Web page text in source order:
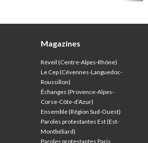
Magazines
Réveil (Centre-Alpes-Rhône)
Le Cep (Cévennes-Languedoc-
Roussillon)
Échanges (Provence-Alpes-
Corse-Côte-d’Azur)
Ensemble (Région Sud-Ouest)
Paroles protestantes Est (Est-
Montbéliard)
Paroles protestantes Paris